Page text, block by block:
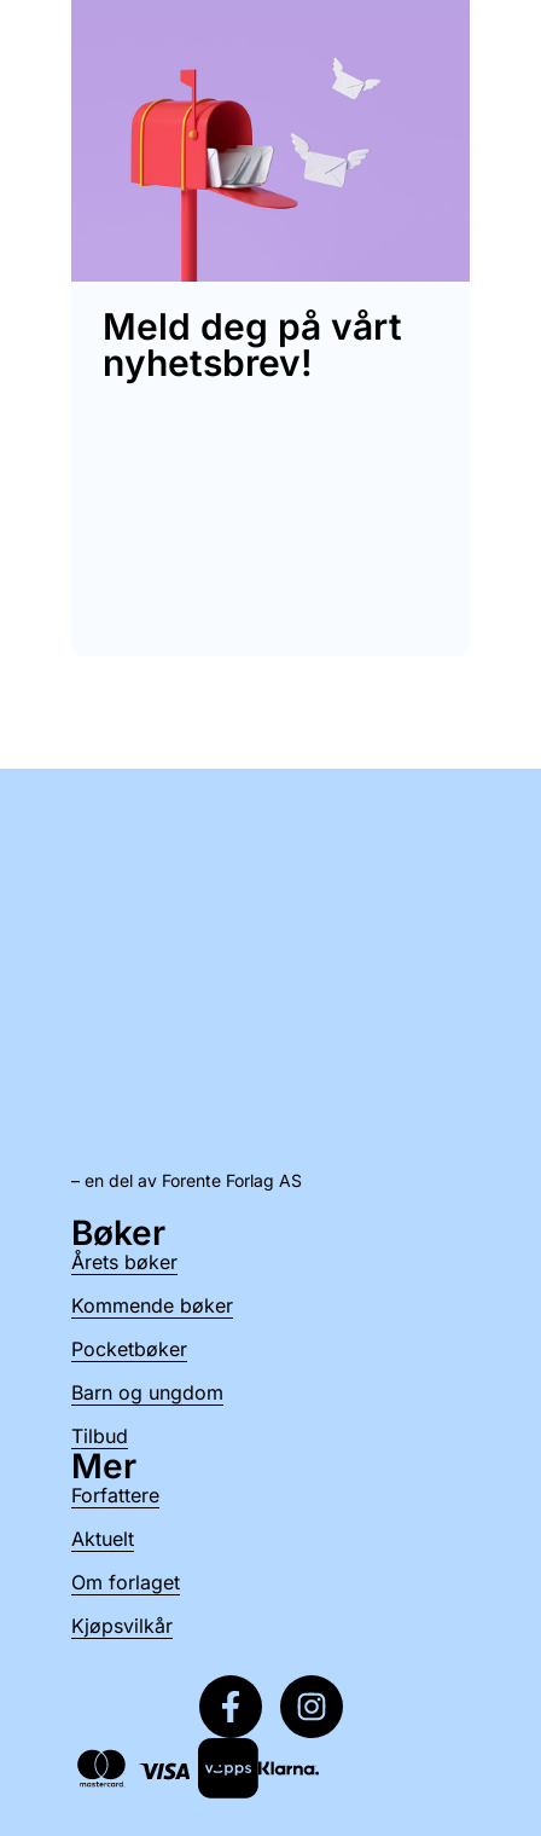
Meld deg på vårt
nyhetsbrev!
– en del av Forente Forlag AS
Bøker
Årets bøker
Kommende bøker
Pocketbøker
Barn og ungdom
Tilbud
Mer
Forfattere
Aktuelt
Om forlaget
Kjøpsvilkår